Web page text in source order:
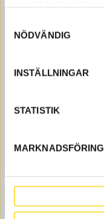
NÖDVÄNDIG
INSTÄLLNINGAR
STATISTIK
MARKNADSFÖRING
Price, VAT excl.
Web stock